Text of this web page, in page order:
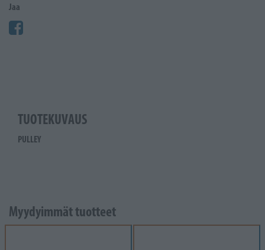
Jaa
TUOTEKUVAUS
PULLEY
Myydyimmät tuotteet